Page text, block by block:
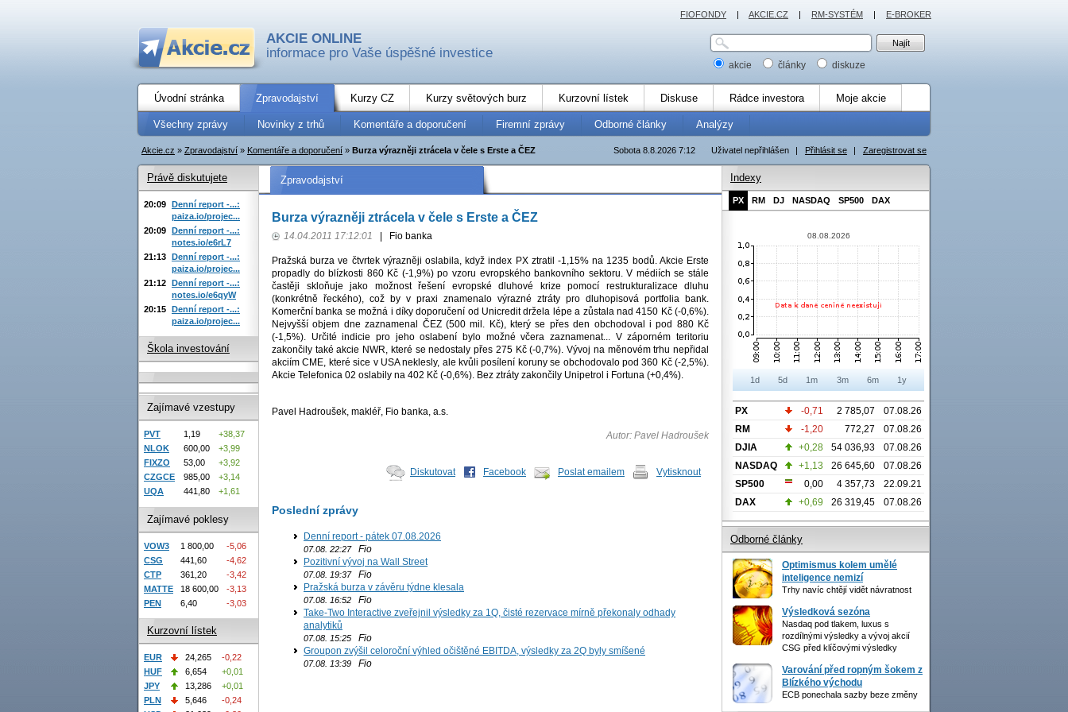
AKCIE ONLINE
informace pro Vaše úspěšné investice
akcie články diskuze
Úvodní stránka Zpravodajství Kurzy CZ Kurzy světových burz Kurzovní lístek Diskuse Rádce investora Moje akcie
Všechny zprávy Novinky z trhů Komentáře a doporučení Firemní zprávy Odborné články Analýzy
Uživatel nepřihlášen | Přihlásit se | Zaregistrovat se
Sobota 8.8.2026 7:12
Akcie.cz » Zpravodajství » Komentáře a doporučení » Burza výrazněji ztrácela v čele s Erste a ČEZ
Zpravodajství
Burza výrazněji ztrácela v čele s Erste a ČEZ
14.04.2011 17:12:01 Fio banka
Pražská burza ve čtvrtek výrazněji oslabila, když index PX ztratil -1,15% na 1235 bodů. Akcie Erste
propadly do blízkosti 860 Kč (-1,9%) po vzoru evropského bankovního sektoru. V médiích se stále
častěji skloňuje jako možnost řešení evropské dluhové krize pomocí restrukturalizace dluhu
(konkrétně řeckého), což by v praxi znamenalo výrazné ztráty pro dluhopisová portfolia bank.
Komerční banka se možná i díky doporučení od Unicredit držela lépe a zůstala nad 4150 Kč (-0,6%).
Nejvyšší objem dne zaznamenal ČEZ (500 mil. Kč), který se přes den obchodoval i pod 880 Kč
(-1,5%). Určité indicie pro jeho oslabení bylo možné včera zaznamenat... V záporném teritoriu
zakončily také akcie NWR, které se nedostaly přes 275 Kč (-0,7%). Vývoj na měnovém trhu nepřidal
akciím CME, které sice v USA neklesly, ale kvůli posílení koruny se obchodovalo pod 360 Kč (-2,5%).
Akcie Telefonica 02 oslabily na 402 Kč (-0,6%). Bez ztráty zakončily Unipetrol i Fortuna (+0,4%).
Pavel Hadroušek, makléř, Fio banka, a.s.
Autor: Pavel Hadroušek
Diskutovat Facebook Poslat emailem Vytisknout
Poslední zprávy
Denní report - pátek 07.08.2026
07.08. 22:27Fio
Pozitivní vývoj na Wall Street
07.08. 19:37Fio
Pražská burza v závěru týdne klesala
07.08. 16:52 Fio
Take-Two Interactive zveřejnil výsledky za 1Q, čisté rezervace mírně překonaly odhady
analytiků
07.08. 15:25 Fio
Groupon zvýšil celoroční výhled očištěné EBITDA, výsledky za 2Q byly smíšené
07.08. 13:39 Fio
Právě diskutujete
20:09 Denní report -...:
paiza.io/projec...
20:09 Denní report -...:
notes.io/e6rL7
21:13 Denní report -...:
paiza.io/projec...
21:12 Denní report -...:
notes.io/e6qyW
20:15 Denní report -...:
paiza.io/projec...
Škola investování
Zajímavé vzestupy
PVT 1,19
+38,37
NLOK
600,00
+3,99
FIXZO
53,00
+3,92
CZGCE
985,00
+3,14
UQA
441,80 +1,61
Zajímavé poklesy
VOW3 1 800,00
-5,06
CSG
441,60
-4,62
CTP
361,20
-3,42
MATTE
18 600,00
-3,13
PEN
6,40 -3,03
Kurzovní lístek
EUR 24,265
-0,22
HUF
6,654
+0,01
JPY
13,286
+0,01
PLN
5,646
-0,24
Indexy
PX RM DJ NASDAQ SP500 DAX
08.08.2026
1d 5d 1m 3m 6m 1y
PX -0,71 2 785,07
07.08.26
RM
-1,20 772,27
07.08.26
DJIA
+0,28 54 036,93
07.08.26
NASDAQ
+1,13 26 645,60
07.08.26
SP500
0,00 4 357,73
22.09.21
DAX
+0,69 26 319,45 07.08.26
Odborné články
Optimismus kolem umělé
inteligence nemizí
Trhy navíc chtějí vidět návratnost
Výsledková sezóna
Nasdaq pod tlakem, luxus s
rozdílnými výsledky a vývoj akcií
CSG před klíčovými výsledky
Varování před ropným šokem z
Blízkého východu
ECB ponechala sazby beze změny
FIOFONDY | AKCIE.CZ | RM-SYSTÉM | E-BROKER